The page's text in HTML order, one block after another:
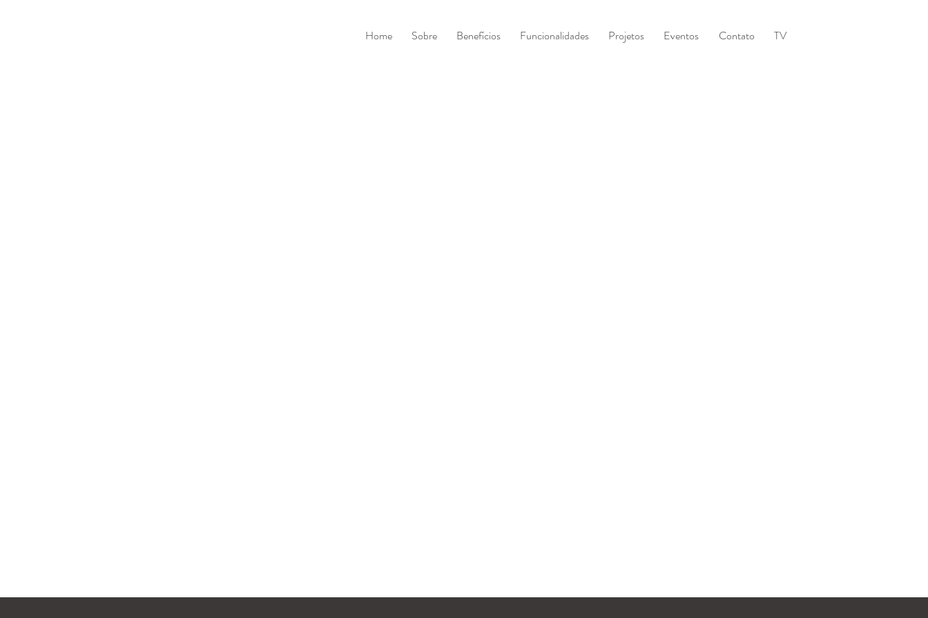
Home Sobre Benefícios Funcionalidades Projetos Eventos Contato TV